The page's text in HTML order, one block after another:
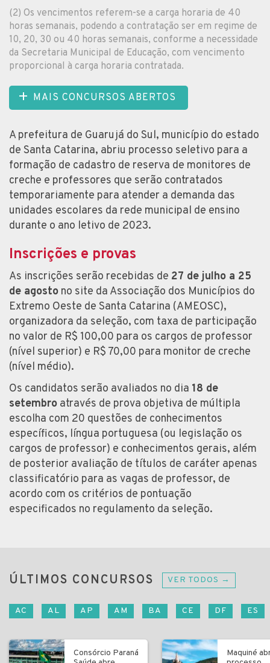
(2) Os vencimentos referem-se a carga horaria de 40
horas semanais, podendo a contratação ser em regime de
10, 20, 30 ou 40 horas semanais, conforme a necessidade
da Secretaria Municipal de Educação, com vencimento
proporcional à carga horaria contratada.
MAIS CONCURSOS ABERTOS
A prefeitura de Guarujá do Sul, município do estado
de Santa Catarina, abriu processo seletivo para a
formação de cadastro de reserva de monitores de
creche e professores que serão contratados
temporariamente para atender a demanda das
unidades escolares da rede municipal de ensino
durante o ano letivo de 2023.
Inscrições e provas
As inscrições serão recebidas de 27 de julho a 25
de agosto no site da Associação dos Municípios do
Extremo Oeste de Santa Catarina (AMEOSC),
organizadora da seleção, com taxa de participação
no valor de R$ 100,00 para os cargos de professor
(nível superior) e R$ 70,00 para monitor de creche
(nível médio).
Os candidatos serão avaliados no dia 18 de
setembro através de prova objetiva de múltipla
escolha com 20 questões de conhecimentos
específicos, língua portuguesa (ou legislação os
cargos de professor) e conhecimentos gerais, além
de posterior avaliação de títulos de caráter apenas
classificatório para as vagas de professor, de
acordo com os critérios de pontuação
especificados no regulamento da seleção.
ÚLTIMOS CONCURSOS VER TODOS →
AC AL AP AM BA CE DF ES
Consórcio Paraná
Maquiné